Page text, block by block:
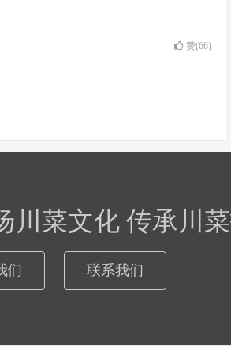
赞(66)
川菜文化 传承川
们 联系我们